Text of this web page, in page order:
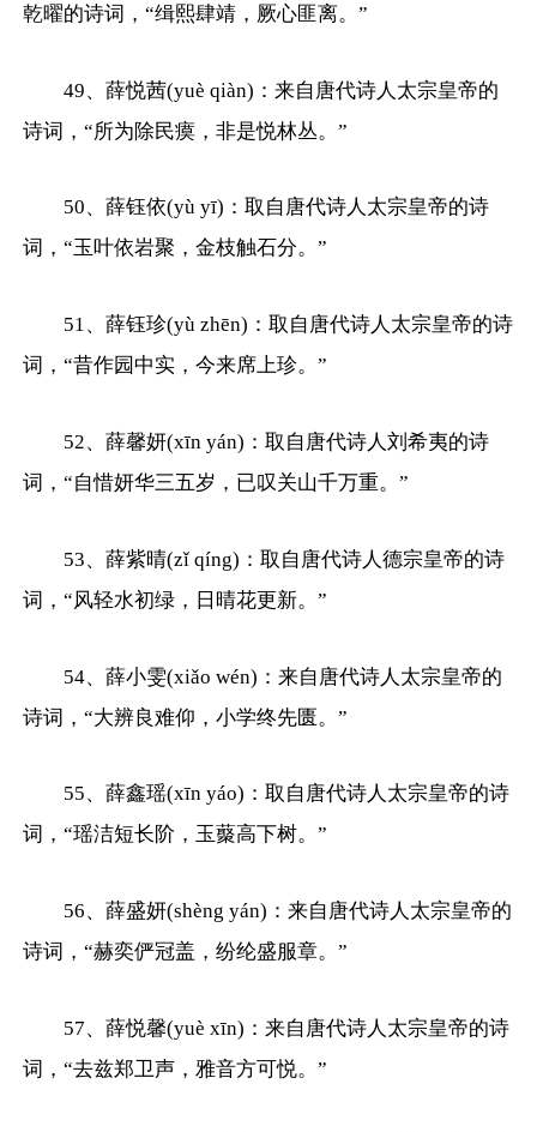
乾曜的诗词，“缉熙肆靖，厥心匪离。”
49、薛悦茜(yuè qiàn)：来自唐代诗人太宗皇帝的
诗词，“所为除民瘼，非是悦林丛。”
50、薛钰依(yù yī)：取自唐代诗人太宗皇帝的诗
词，“玉叶依岩聚，金枝触石分。”
51、薛钰珍(yù zhēn)：取自唐代诗人太宗皇帝的诗
词，“昔作园中实，今来席上珍。”
52、薛馨妍(xīn yán)：取自唐代诗人刘希夷的诗
词，“自惜妍华三五岁，已叹关山千万重。”
53、薛紫晴(zǐ qíng)：取自唐代诗人德宗皇帝的诗
词，“风轻水初绿，日晴花更新。”
54、薛小雯(xiǎo wén)：来自唐代诗人太宗皇帝的
诗词，“大辨良难仰，小学终先匮。”
55、薛鑫瑶(xīn yáo)：取自唐代诗人太宗皇帝的诗
词，“瑶洁短长阶，玉藂高下树。”
56、薛盛妍(shèng yán)：来自唐代诗人太宗皇帝的
诗词，“赫奕俨冠盖，纷纶盛服章。”
57、薛悦馨(yuè xīn)：来自唐代诗人太宗皇帝的诗
词，“去兹郑卫声，雅音方可悦。”